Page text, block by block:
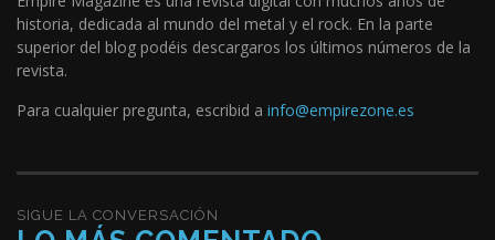
historia, dedicada al mundo del metal y el rock. En la parte
superior del blog podéis descargaros los últimos números de la
revista.
Para cualquier pregunta, escribid a info@empirezone.es
SIGUE LA CONVERSACIÓN